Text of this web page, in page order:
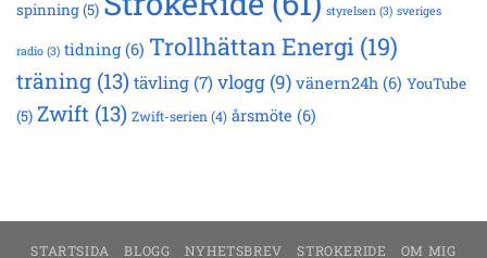
spinning(5) styrelsen (3) sveriges
radio (3) tidning (6) Trollhättan Energi (19)
träning (13) tävling (7) vlogg (9) vänern24h (6) YouTube
(5) Zwift (13) Zwift-serien (4) årsmöte (6)
STARTSIDA BLOGG NYHETSBREV STROKERIDE OM MIG